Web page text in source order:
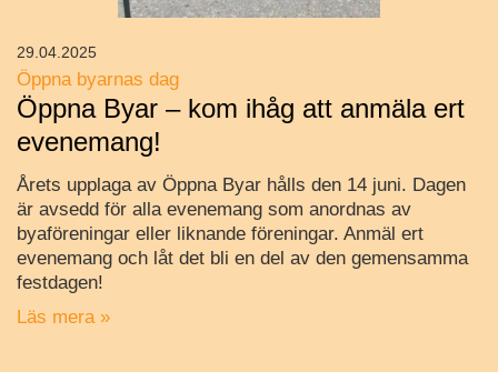
Öppna byarnas dag
Öppna Byar – kom ihåg att anmäla ert
evenemang!
Årets upplaga av Öppna Byar hålls den 14 juni. Dagen
är avsedd för alla evenemang som anordnas av
byaföreningar eller liknande föreningar. Anmäl ert
evenemang och låt det bli en del av den gemensamma
festdagen!
Läs mera »
29.04.2025